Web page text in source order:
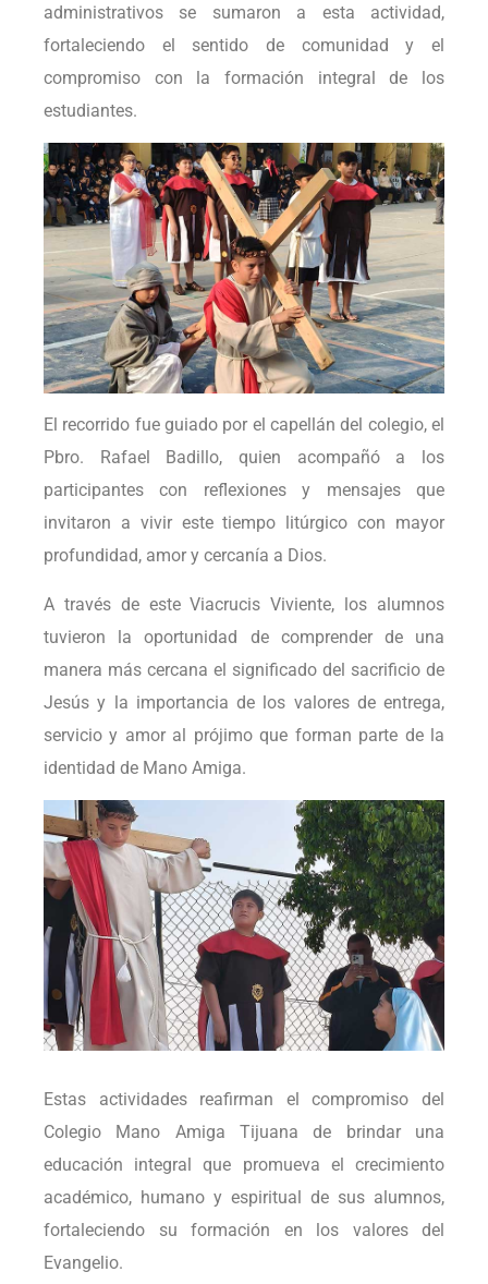
administrativos se sumaron a esta actividad,
fortaleciendo el sentido de comunidad y el
compromiso con la formación integral de los
estudiantes.
El recorrido fue guiado por el capellán del colegio, el
Pbro. Rafael Badillo, quien acompañó a los
participantes con reflexiones y mensajes que
invitaron a vivir este tiempo litúrgico con mayor
profundidad, amor y cercanía a Dios.
A través de este Viacrucis Viviente, los alumnos
tuvieron la oportunidad de comprender de una
manera más cercana el significado del sacrificio de
Jesús y la importancia de los valores de entrega,
servicio y amor al prójimo que forman parte de la
identidad de Mano Amiga.
Estas actividades reafirman el compromiso del
Colegio Mano Amiga Tijuana de brindar una
educación integral que promueva el crecimiento
académico, humano y espiritual de sus alumnos,
fortaleciendo su formación en los valores del
Evangelio.